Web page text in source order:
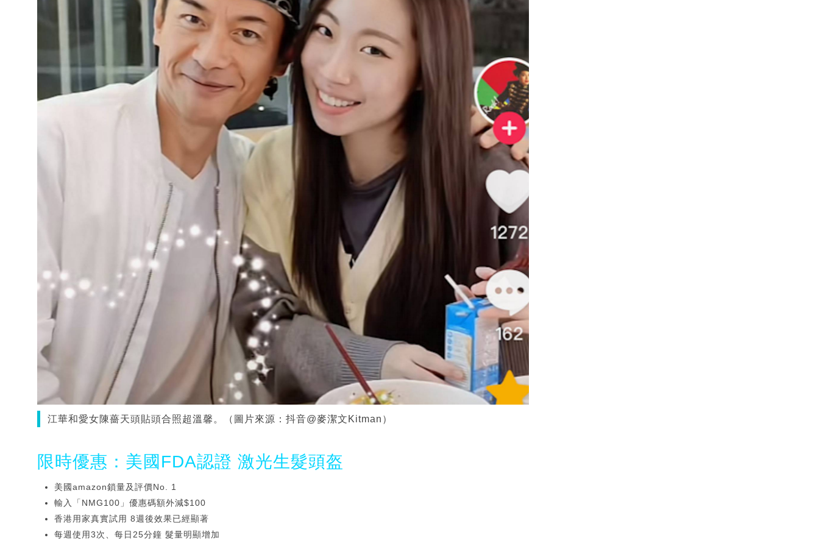
江華和愛女陳薔天頭貼頭合照超溫馨。（圖片來源：抖音@麥潔文Kitman）
限時優惠：美國FDA認證 激光生髮頭盔
美國amazon鎖量及評價No. 1
輸入「NMG100」優惠碼額外減$100
香港用家真實試用 8週後效果已經顯著
每週使用3次、每日25分鐘 髮量明顯增加